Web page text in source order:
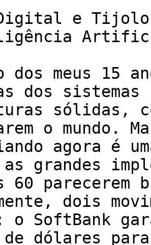
e
dos meus 15
dos
sólidas,
o mundo.
agora é
grandes
60
dois
o SoftBank
dólares